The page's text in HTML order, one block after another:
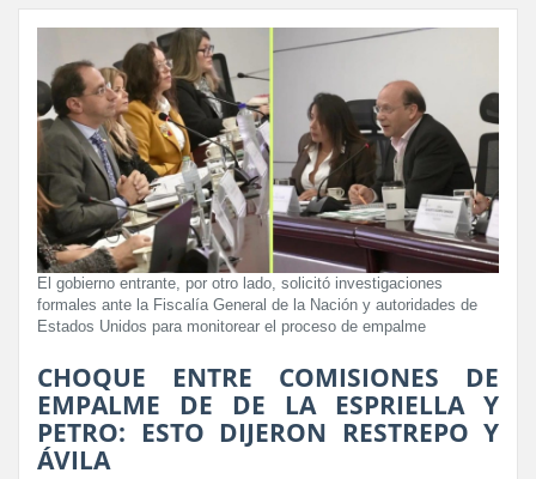
El gobierno entrante, por otro lado, solicitó investigaciones
formales ante la Fiscalía General de la Nación y autoridades de
Estados Unidos para monitorear el proceso de empalme
CHOQUE ENTRE COMISIONES DE
EMPALME DE DE LA ESPRIELLA Y
PETRO: ESTO DIJERON RESTREPO Y
ÁVILA